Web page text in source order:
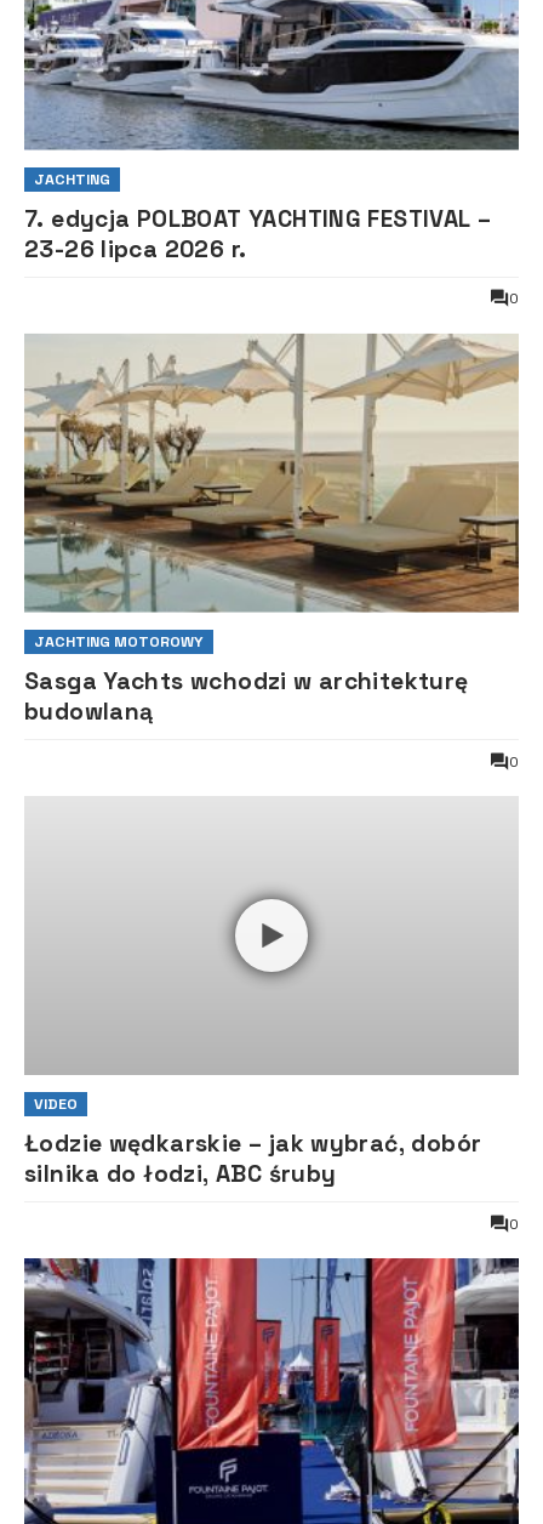
JACHTING
7. edycja POLBOAT YACHTING FESTIVAL –
23-26 lipca 2026 r.
0
JACHTING MOTOROWY
Sasga Yachts wchodzi w architekturę
budowlaną
0
VIDEO
Łodzie wędkarskie – jak wybrać, dobór
silnika do łodzi, ABC śruby
0